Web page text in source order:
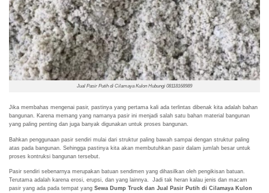
Jual Pasir Putih di Cilamaya Kulon Hubungi 08118168989
Jika membahas mengenai pasir, pastinya yang pertama kali ada terlintas dibenak kita adalah bahan
bangunan. Karena memang yang namanya pasir ini menjadi salah satu bahan material bangunan
yang paling penting dan juga banyak digunakan untuk proses bangunan.
Bahkan penggunaan pasir sendiri mulai dari struktur paling bawah sampai dengan struktur paling
atas pada bangunan. Sehingga pastinya kita akan membutuhkan pasir dalam jumlah besar untuk
proses kontruksi bangunan tersebut.
Pasir sendiri sebenarnya merupakan batuan sendimen yang dihasilkan oleh pengikisan batuan.
Terutama adalah karena erosi, erupsi, dan yang lainnya. Jadi tak heran kalau jenis dan macam
pasir yang ada pada tempat yang Sewa Dump Truck dan Jual Pasir Putih di Cilamaya Kulon